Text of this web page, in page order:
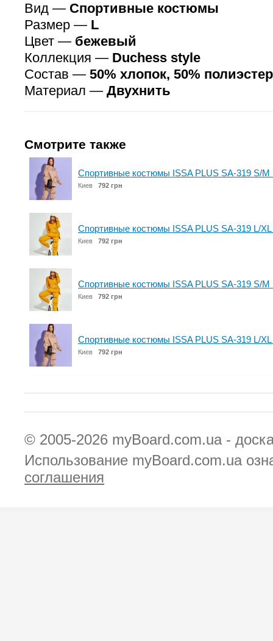
Вид — Спортивные костюмы
Размер — L
Цвет — бежевый
Коллекция — Duchess style
Состав — 50% хлопок, 50% полиэстер
Материал — Двухнить
Смотрите также
Спортивные костюмы ISSA PLUS SA-319 S/
Киев 792 грн
Спортивные костюмы ISSA PLUS SA-319 L/XL
Киев 792 грн
Спортивные костюмы ISSA PLUS SA-319 S/M
Киев 792 грн
Спортивные костюмы ISSA PLUS SA-319 L/
Киев 792 грн
© 2005-2026 myBoard.com.ua -
Использование myBoard.com.ua
соглашения